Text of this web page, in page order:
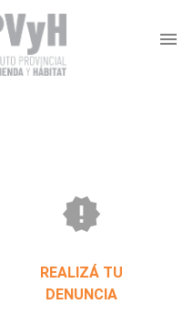
menu
new_releases
REALIZÁ TU
DENUNCIA